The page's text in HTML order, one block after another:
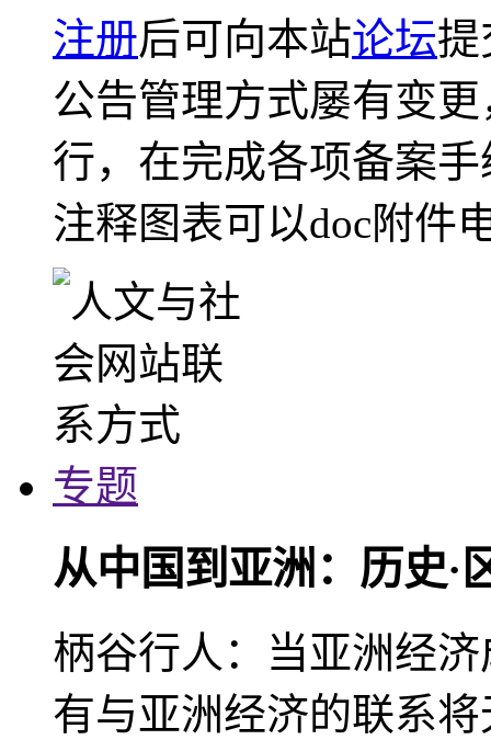
注册后可向本站论坛提
公告管理方式屡有变
行，在完成各项备案
注释图表可以doc附件
专题
从中国到亚洲：历史·
柄谷行人：当亚洲经
有与亚洲经济的联系